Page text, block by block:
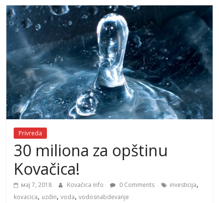
Privreda
30 miliona za opštinu
Kovačica!
мај 7, 2018 Kovačica info 0 Comments investicija,
kovacica, uzdin,voda,vodosnabdevanje